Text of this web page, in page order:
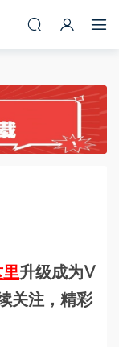
里升级成为V
关注，精彩